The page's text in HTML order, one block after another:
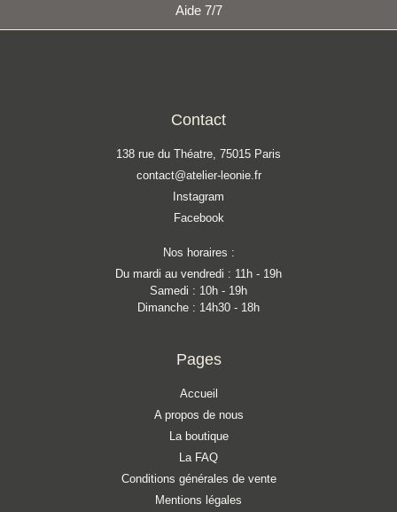
Aide 7/7
Contact
138 rue du Théatre, 75015 Paris
contact@atelier-leonie.fr
Instagram
Facebook
Nos horaires :
Du mardi au vendredi : 11h - 19h
Samedi : 10h - 19h
Dimanche : 14h30 - 18h
Pages
Accueil
A propos de nous
La boutique
La FAQ
Conditions générales de vente
Mentions légales